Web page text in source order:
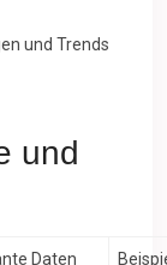
und Trends
und
Daten